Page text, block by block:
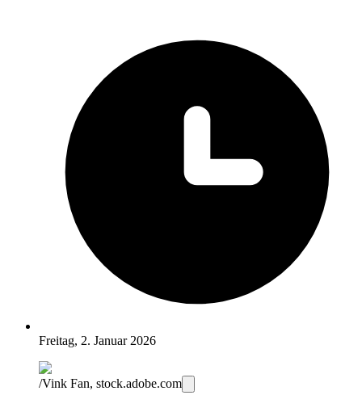
Freitag, 2. Januar 2026
/Vink Fan, stock.adobe.com